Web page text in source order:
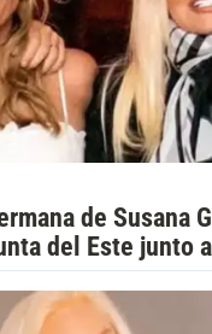
de Susana
del Este junto